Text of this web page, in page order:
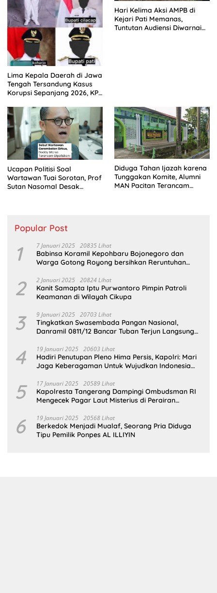
Lima Kepala Daerah di Jawa
Tengah Tersandung Kasus
Korupsi Sepanjang 2026, KPK
Hari Kelima Aksi AMPB di
Kejari Pati Memanas,
Tuntutan Audiensi Diwarnai
Ucapan Politisi Soal
Wartawan Tuai Sorotan, Prof
Sutan Nasomal Desak
Diduga Tahan Ijazah karena
Tunggakan Komite, Alumni
MAN Pacitan Terancam
Popular Post
1 7 Januari 2025 20835 Lihat
Babinsa Koramil Kepohbaru Bojonegoro dan
Warga Gotong Royong bersihkan Reruntuhan
2 2 Januari 2025 20824 Lihat
Kanit Samapta Iptu Purwantoro Pimpin Patroli
Keamanan di Wilayah Cikupa
3 9 Januari 2025 20703 Lihat
Tingkatkan Swasembada Pangan Nasional,
Danramil 0811/12 Bancar Tuban Terjun Langsung
4 19 Januari 2025 20603 Lihat
Hadiri Penutupan Pleno Hima Persis, Kapolri: Mari
Jaga Keberagaman Untuk Wujudkan Indonesia
5 17 Januari 2025 20589 Lihat
Kapolresta Tangerang Dampingi Ombudsman RI
Mengecek Pagar Laut Misterius di Perairan
6 19 Januari 2025 20568 Lihat
Berkedok Menjadi Mualaf, Seorang Pria Diduga
Tipu Pemilik Ponpes AL ILLIYIN